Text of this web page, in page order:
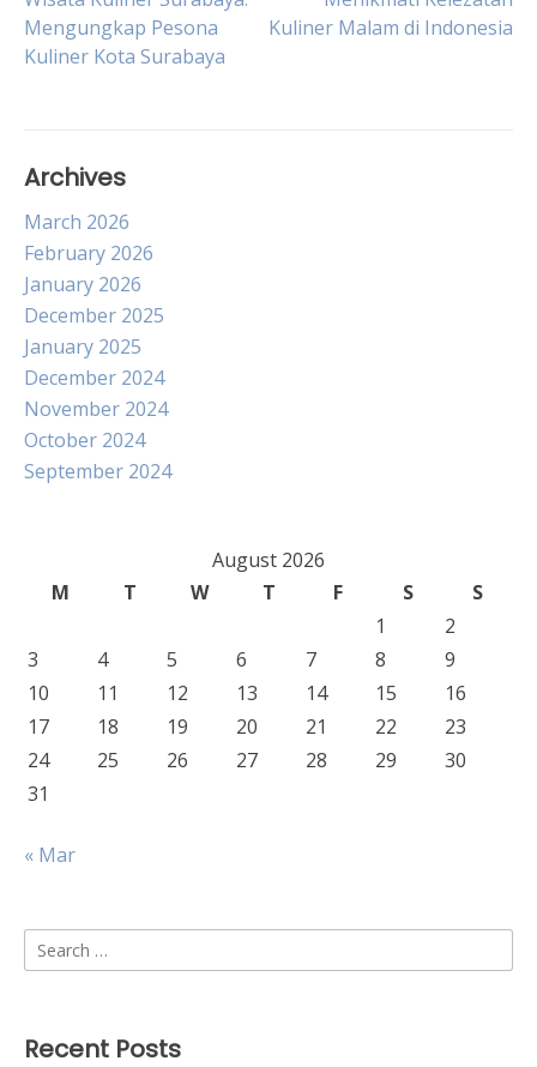
Post
navigation
Mengungkap Pesona
Kuliner Kota Surabaya
Kuliner Malam di Indonesia
Archives
March 2026
February 2026
January 2026
December 2025
January 2025
December 2024
November 2024
October 2024
September 2024
August 2026
M
T W T F S
S
1
2
3
4 5 6 7 8
9
10
11 12 13 14 15
16
17
18 19 20 21 22
23
24
25 26 27 28 29
30
31
« Mar
Search
for:
Recent Posts